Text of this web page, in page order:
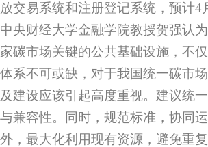
放交易系统和注册登记系统，预计4
中央财经大学金融学院教授贺强认
家碳市场关键的公共基础设施，不
体系不可或缺，对于我国统一碳市
及建设应该引起高度重视。建议统
与兼容性。同时，规范标准，协同
外，最大化利用现有资源，避免重复